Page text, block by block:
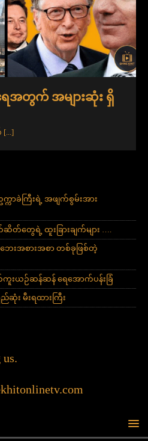
အတွက် အများဆုံး ရှိ
[...]
ကာခဲကြီးရဲ့ အဖျက်စွမ်းအား
ေရဲ့ ထူးခြားချက်များ ….
ေးအစားအစာ တစ်ခုဖြစ်တဲ့
းယဉ်ဆန်ဆန် ရေအောက်ပန်းခြံ
ည်ဆုံး မီးရထားကြီး